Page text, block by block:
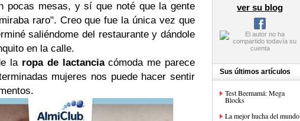
pocas mesas, y sí que noté que la gente
raro". Creo que fue la única vez que
saliéndome del restaurante y dándole
en la calle.
la ropa de lactanciacómoda me parece
mujeres nos puede hacer sentir
ver su blog
Sus últimos artículos
Test Beemamá: Mega
Blocks
La mejor hucha del mundo